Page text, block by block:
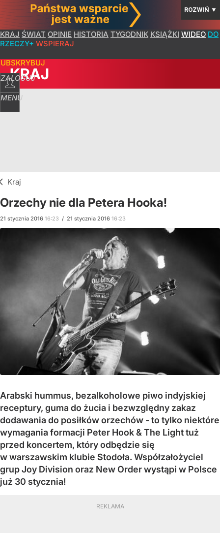
ROZWIŃ ▼
KRAJ ŚWIAT OPINIE HISTORIA TYGODNIK KSIĄŻKI WIDEO DO
RZECZY+ WSPIERAJ
ZALOGUJ
MENU
KRAJ
Kraj
Orzechy nie dla Petera Hooka!
21 stycznia 2016 16:23 / 21 stycznia 2016 16:23
Arabski hummus, bezalkoholowe piwo indyjskiej
receptury, guma do żucia i bezwzględny zakaz
dodawania do posiłków orzechów - to tylko niektóre
wymagania formacji Peter Hook & The Light tuż
przed koncertem, który odbędzie się
w warszawskim klubie Stodoła. Współzałożyciel
grup Joy Division oraz New Order wystąpi w Polsce
już 30 stycznia!